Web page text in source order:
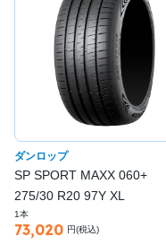
ダンロップ
SP SPORT MAXX 060+
275/30 R20 97Y XL
1本
73,020 円(税込)